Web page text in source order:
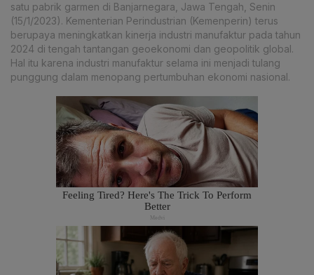
satu pabrik garmen di Banjarnegara, Jawa Tengah, Senin
(15/1/2023). Kementerian Perindustrian (Kemenperin) terus
berupaya meningkatkan kinerja industri manufaktur pada tahun
2024 di tengah tantangan geoekonomi dan geopolitik global.
Hal itu karena industri manufaktur selama ini menjadi tulang
punggung dalam menopang pertumbuhan ekonomi nasional.